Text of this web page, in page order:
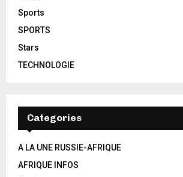
Sports
SPORTS
Stars
TECHNOLOGIE
Categories
A LA UNE RUSSIE-AFRIQUE
AFRIQUE INFOS